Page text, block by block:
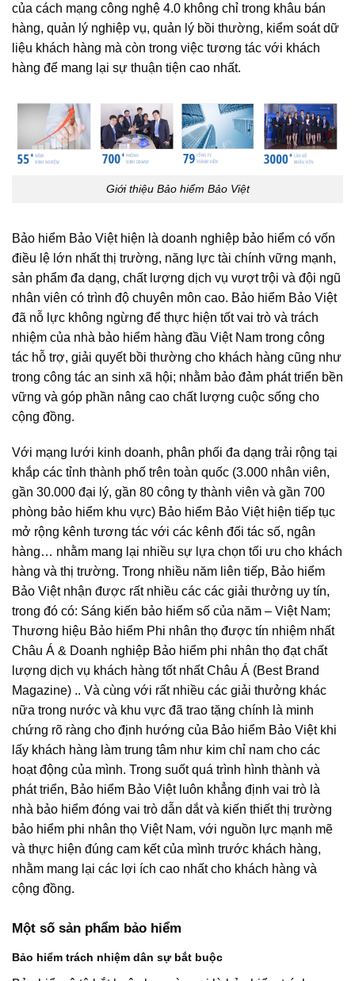
của cách mạng công nghệ 4.0 không chỉ trong khâu bán
hàng, quản lý nghiệp vụ, quản lý bồi thường, kiểm soát dữ
liệu khách hàng mà còn trong việc tương tác với khách
hàng để mang lại sự thuận tiện cao nhất.
Giới thiệu Bảo hiểm Bảo Việt
Bảo hiểm Bảo Việt hiện là doanh nghiệp bảo hiểm có vốn
điều lệ lớn nhất thị trường, năng lực tài chính vững mạnh,
sản phẩm đa dạng, chất lượng dịch vụ vượt trội và đội ngũ
nhân viên có trình độ chuyên môn cao. Bảo hiểm Bảo Việt
đã nỗ lực không ngừng để thực hiện tốt vai trò và trách
nhiệm của nhà bảo hiểm hàng đầu Việt Nam trong công
tác hỗ trợ, giải quyết bồi thường cho khách hàng cũng như
trong công tác an sinh xã hội; nhằm bảo đảm phát triển bền
vững và góp phần nâng cao chất lượng cuộc sống cho
cộng đồng.
Với mạng lưới kinh doanh, phân phối đa dạng trải rộng tại
khắp các tỉnh thành phố trên toàn quốc (3.000 nhân viên,
gần 30.000 đại lý, gần 80 công ty thành viên và gần 700
phòng bảo hiểm khu vực) Bảo hiểm Bảo Việt hiện tiếp tục
mở rộng kênh tương tác với các kênh đối tác số, ngân
hàng… nhằm mang lại nhiều sự lựa chọn tối ưu cho khách
hàng và thị trường. Trong nhiều năm liên tiếp, Bảo hiểm
Bảo Việt nhận được rất nhiều các các giải thưởng uy tín,
trong đó có: Sáng kiến bảo hiểm số của năm – Việt Nam;
Thương hiệu Bảo hiểm Phi nhân thọ được tín nhiệm nhất
Châu Á & Doanh nghiệp Bảo hiểm phi nhân thọ đạt chất
lượng dịch vụ khách hàng tốt nhất Châu Á (Best Brand
Magazine) .. Và cùng với rất nhiều các giải thưởng khác
nữa trong nước và khu vực đã trao tặng chính là minh
chứng rõ ràng cho định hướng của Bảo hiểm Bảo Việt khi
lấy khách hàng làm trung tâm như kim chỉ nam cho các
hoạt động của mình. Trong suốt quá trình hình thành và
phát triển, Bảo hiểm Bảo Việt luôn khẳng định vai trò là
nhà bảo hiểm đóng vai trò dẫn dắt và kiến thiết thị trường
bảo hiểm phi nhân thọ Việt Nam, với nguồn lực mạnh mẽ
và thực hiện đúng cam kết của mình trước khách hàng,
nhằm mang lại các lợi ích cao nhất cho khách hàng và
cộng đồng.
Một số sản phẩm bảo hiểm
Bảo hiểm trách nhiệm dân sự bắt buộc